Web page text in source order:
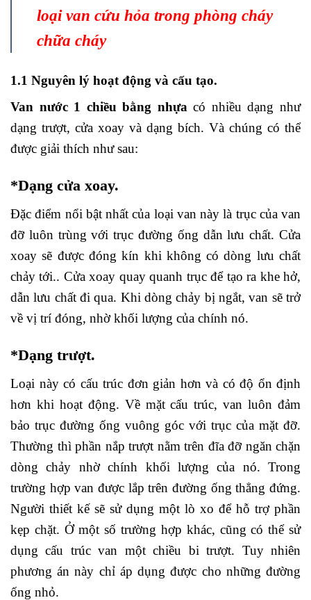
loại van cứu hỏa trong phòng cháy
chữa cháy
1.1 Nguyên lý hoạt động và cấu tạo.
Van nước 1 chiều bằng nhựa có nhiều dạng như
dạng trượt, cửa xoay và dạng bích. Và chúng có thể
được giải thích như sau:
*Dạng cửa xoay.
Đặc điểm nổi bật nhất của loại van này là trục của van
đỡ luôn trùng với trục đường ống dẫn lưu chất. Cửa
xoay sẽ được đóng kín khi không có dòng lưu chất
chảy tới.. Cửa xoay quay quanh trục để tạo ra khe hở,
dẫn lưu chất đi qua. Khi dòng chảy bị ngắt, van sẽ trở
về vị trí đóng, nhờ khối lượng của chính nó.
*Dạng trượt.
Loại này có cấu trúc đơn giản hơn và có độ ổn định
hơn khi hoạt động. Về mặt cấu trúc, van luôn đảm
bảo trục đường ống vuông góc với trục của mặt đỡ.
Thường thì phần nắp trượt nằm trên đĩa đỡ ngăn chặn
dòng chảy nhờ chính khối lượng của nó. Trong
trường hợp van được lắp trên đường ống thẳng đứng.
Người thiết kế sẽ sử dụng một lò xo để hỗ trợ phần
kẹp chặt. Ở một số trường hợp khác, cũng có thể sử
dụng cấu trúc van một chiều bi trượt. Tuy nhiên
phương án này chỉ áp dụng được cho những đường
ống nhỏ.